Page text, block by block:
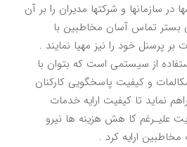
سازمانها و شركتها مديران را بر آن
بستر تماس آسان مخاطبين با
پرسنل خود را نيز مهيا نمايند .
از سيستمى است كه بتوان با
و كيفيت پاسخگويى كاركنان
نمايد تا كيفيت ارايه خدمات
عليـرغم كا هش هزينه ها نيرو
ارايه كرد .